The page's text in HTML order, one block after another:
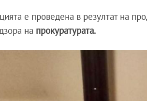
е проведена в резултат на
на прокуратурата.